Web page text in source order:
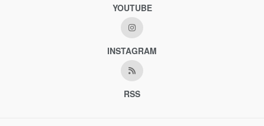
YOUTUBE
INSTAGRAM
RSS